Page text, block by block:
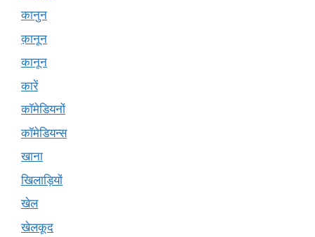
कानुन
क़ानून
कानून
कारें
कॉमेडियनों
कॉमेडियन्स
खाना
खिलाड़ियों
खेल
खेलकूद